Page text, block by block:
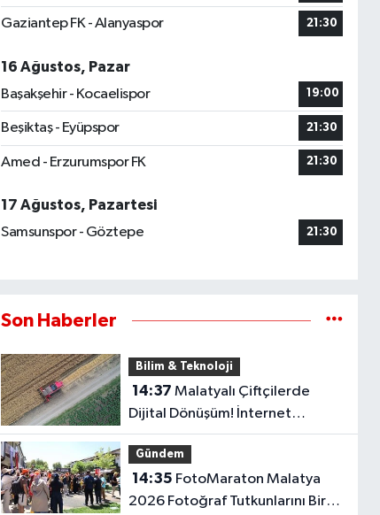
Gaziantep FK - Alanyaspor 21:30
16 Ağustos, Pazar
Başakşehir - Kocaelispor
19:00
Beşiktaş - Eyüpspor 21:30
Amed - Erzurumspor FK 21:30
17 Ağustos, Pazartesi
Samsunspor - Göztepe
21:30
Son Haberler
Bilim & Teknoloji
14:37
Dijital Dönüşüm! İnternet
Kullanımı Son 10 Yılda İki Katını
Aştı..
Gündem
14:35
2026 Fotoğraf Tutkunlarını Bir